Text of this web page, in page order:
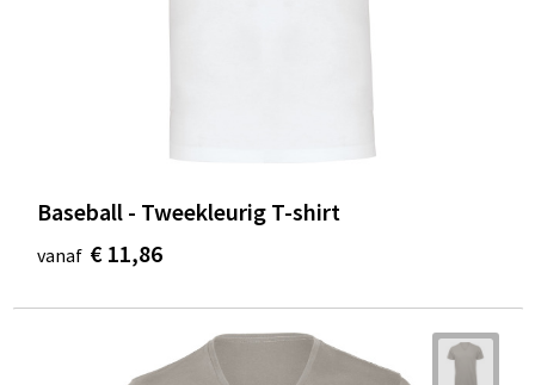
Baseball - Tweekleurig T-shirt
vanaf € 11,86